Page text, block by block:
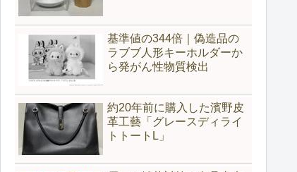
基準値の344倍｜偽造品の
ラブブ人形キーホルダーか
ら発がん性物質検出
約20年前に購入した濱野皮
革工藝「グレースディライ
トトートL」